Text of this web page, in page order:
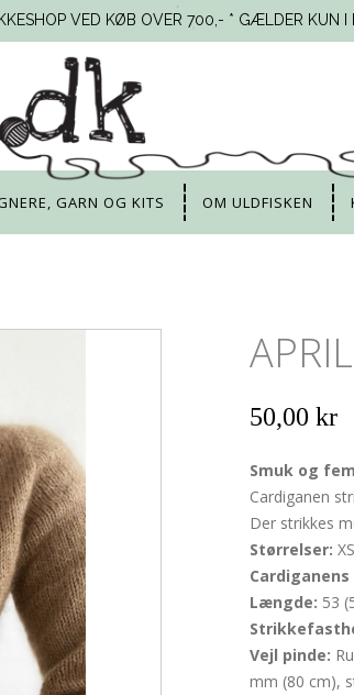
VED KØB OVER 700,- * GÆLDER KUN I
GARN OG KITS OM ULDFISKEN
50,00 kr
Smuk og
Cardiganen
Der strikkes
Størrelser:
Længde: 53
Vejl pinde:
mm (80 cm),